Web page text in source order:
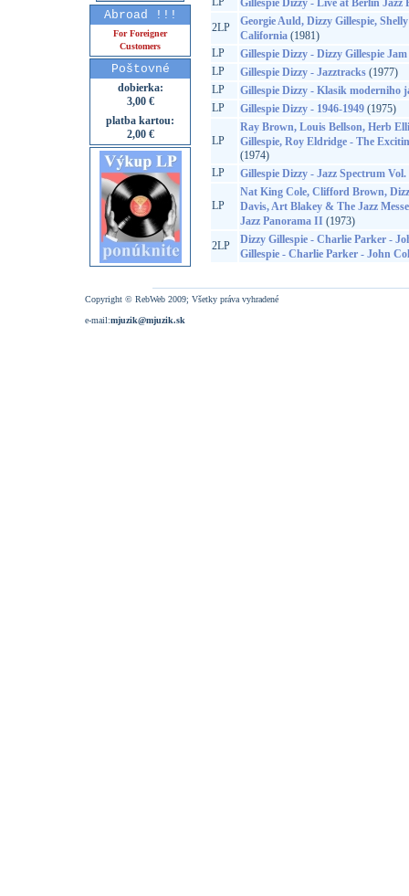
Abroad !!!
For Foreigner
Customers
Poštovné
dobierka:
3,00 €
platba kartou:
2,00 €
Gillespie Dizzy - Live at Berlin Jazz
2LP
Georgie Auld, Dizzy Gillespie,
California(1981)
LP
Gillespie Dizzy - Dizzy Gillespie Jam
LP
Gillespie Dizzy - Jazztracks(1977)
LP
Gillespie Dizzy - Klasik moderniho
LP
Gillespie Dizzy - 1946-1949(1975)
LP
Ray Brown, Louis Bellson, Herb
Gillespie, Roy Eldridge - The
(1974)
LP
Gillespie Dizzy - Jazz Spectrum Vol.
LP
Nat King Cole, Clifford Brown,
Davis, Art Blakey & The Jazz
Jazz Panorama II (1973)
2LP
Dizzy Gillespie - Charlie Parker -
Gillespie - Charlie Parker - John
Copyright © RebWeb 2009; Všetky práva vyhradené
e-mail:mjuzik@mjuzik.sk